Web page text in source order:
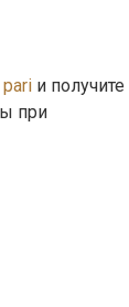
и получите
при